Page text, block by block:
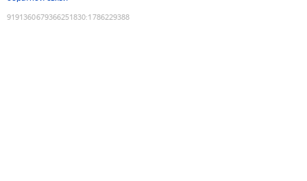
9191360679366251830:1786229388